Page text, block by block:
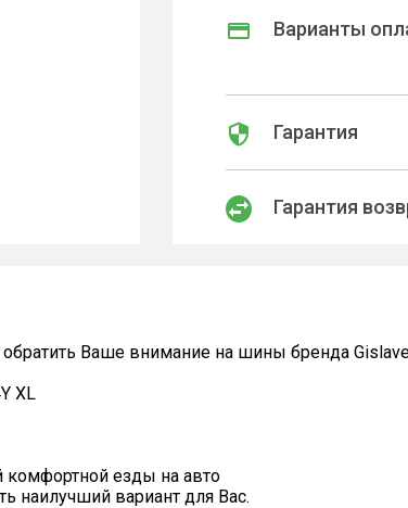
Варианты
Гарантия
Гарантия
Ваше внимание на шины бренда
XL
езды на авто
наилучший вариант для Вас.